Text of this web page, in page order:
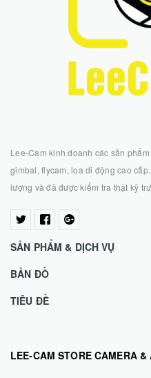
Lee-Cam kinh doanh các sản
gimbal, flycam, loa di động cao
lượng và đã được kiểm tra thật kỹ
SẢN PHẨM & DỊCH VỤ
BẢN ĐỒ
TIÊU ĐỀ
LEE-CAM STORE CAMERA &